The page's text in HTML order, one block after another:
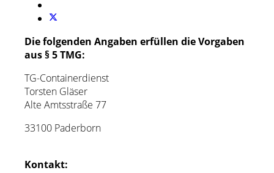
Die folgenden Angaben erfüllen die Vorgaben
aus § 5 TMG:
TG-Containerdienst
Torsten Gläser
Alte Amtsstraße 77
33100 Paderborn
Kontakt:
E-Mail: Diese E-Mail-Adresse ist vor Spambots
Telefon: + 49 (